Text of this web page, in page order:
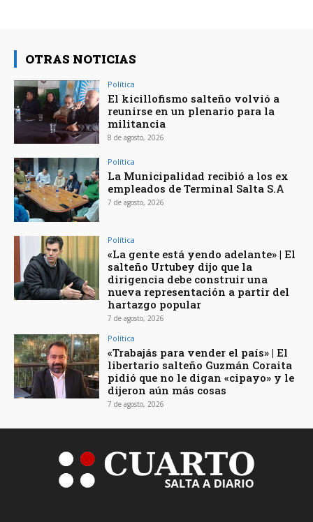
OTRAS NOTICIAS
Política
El kicillofismo salteño volvió a
reunirse en un plenario para la
militancia
8 de agosto, 2026
Política
La Municipalidad recibió a los ex
empleados de Terminal Salta S.A
7 de agosto, 2026
Política
«La gente está yendo adelante» | El
salteño Urtubey dijo que la
dirigencia debe construir una
nueva representación a partir del
hartazgo popular
7 de agosto, 2026
Política
«Trabajás para vender el país» | El
libertario salteño Guzmán Coraita
pidió que no le digan «cipayo» y le
dijeron aún más cosas
7 de agosto, 2026